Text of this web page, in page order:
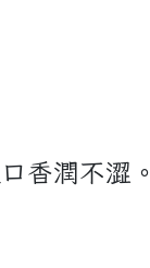
香潤不澀。